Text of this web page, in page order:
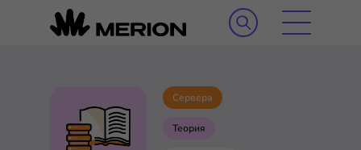
Сервера
Теория